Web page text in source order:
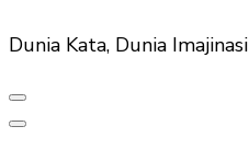
Dunia Kata, Dunia Imajinasi